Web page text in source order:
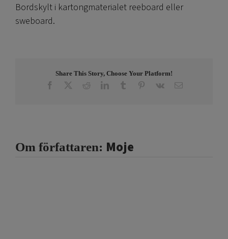
Bordskylt i kartongmaterialet reeboard eller
sweboard.
Share This Story, Choose Your Platform!
Facebook RedditLinkedInTumblr Pinterest
Vk E-
Om författaren: Moje